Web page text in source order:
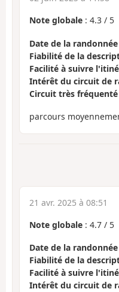
Note globale : 4.3 / 5
Date de la randonnée
Fiabilité de la
Facilité à suivre
Intérêt du circuit de
Circuit très fréquenté
parcours
21 avr. 2025 à 08:51
Note globale : 4.7 / 5
Date de la randonnée
Fiabilité de la
Facilité à suivre
Intérêt du circuit de